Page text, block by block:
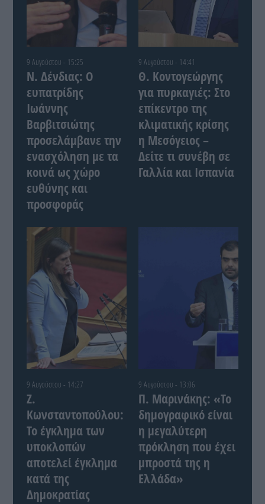
9 Αυγούστου - 15:25
Ν. Δένδιας: Ο
ευπατρίδης
Ιωάννης
Βαρβιτσιώτης
προσελάμβανε την
ενασχόληση με τα
κοινά ως χώρο
ευθύνης και
προσφοράς
9 Αυγούστου - 14:41
Θ. Κοντογεώργης
για πυρκαγιές: Στο
επίκεντρο της
κλιματικής κρίσης
η Μεσόγειος –
Δείτε τι συνέβη σε
Γαλλία και Ισπανία
9 Αυγούστου - 14:27
Ζ.
Κωνσταντοπούλου:
Το έγκλημα των
υποκλοπών
αποτελεί έγκλημα
κατά της
Δημοκρατίας
9 Αυγούστου - 13:06
Π. Μαρινάκης: «Το
δημογραφικό είναι
η μεγαλύτερη
πρόκληση που έχει
μπροστά της η
Ελλάδα»